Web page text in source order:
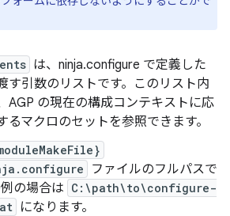
は、ninja.configure で定義した
す引数のリストです。このリスト内
AGP の現在の構成コンテキストに応
るマクロのセットを参照できます。
ファイルのフルパスで
の場合は C:\path\to\configure-
になります。